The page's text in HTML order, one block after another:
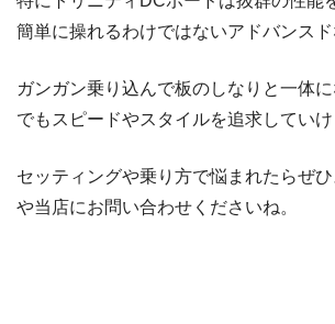
簡単に操れるわけではないアドバンスド
ガンガン乗り込んで板のしなりと一体
でもスピードやスタイルを追求していけ
セッティングや乗り方で悩まれたらぜ
や当店にお問い合わせくださいね。